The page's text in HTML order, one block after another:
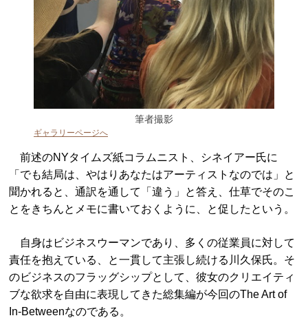
筆者撮影
ギャラリーページへ
前述のNYタイムズ紙コラムニスト、シネイアー氏に
「でも結局は、やはりあなたはアーティストなのでは」と
聞かれると、通訳を通して「違う」と答え、仕草でそのこ
とをきちんとメモに書いておくように、と促したという。
自身はビジネスウーマンであり、多くの従業員に対して
責任を抱えている、と一貫して主張し続ける川久保氏。そ
のビジネスのフラッグシップとして、彼女のクリエイティ
ブな欲求を自由に表現してきた総集編が今回のThe Art of
In-Betweenなのである。